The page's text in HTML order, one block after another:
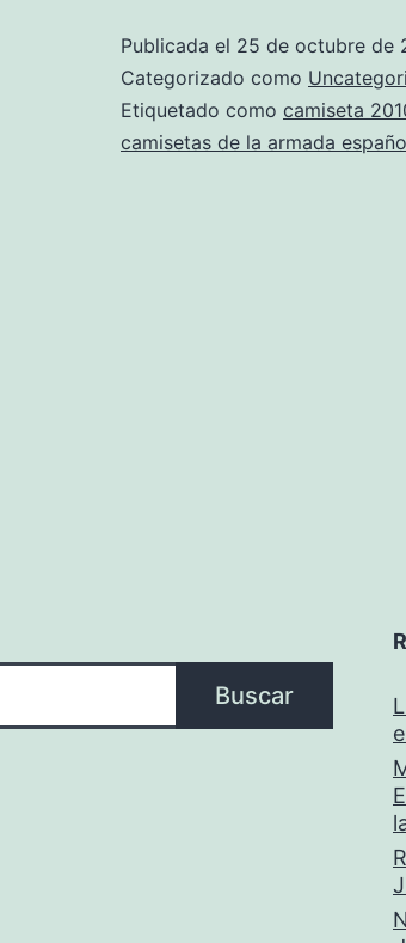
eurocopa
Publicada el 25 de octubre de
Categorizado como
Etiquetado como camiseta
camisetas de la armada
Buscar